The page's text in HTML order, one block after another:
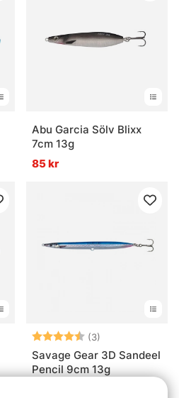
Abu Garcia Sölv Blixx
7cm 13g
85 kr
Betyg: (3)
Savage Gear 3D Sandeel
Pencil 9cm 13g